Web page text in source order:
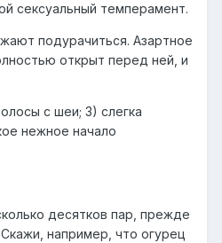
сексуальный темперамент.
подурачиться. Азартное
открыт перед ней, и
с шеи; 3) слегка
нежное начало
десятков пар, прежде
например, что огурец